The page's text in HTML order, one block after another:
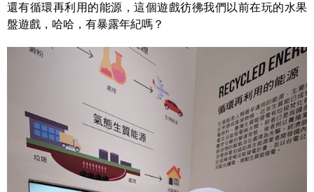
還有循環再利用的能源，這個遊戲彷彿我們以前在玩的水果
盤遊戲，哈哈，有暴露年紀嗎？